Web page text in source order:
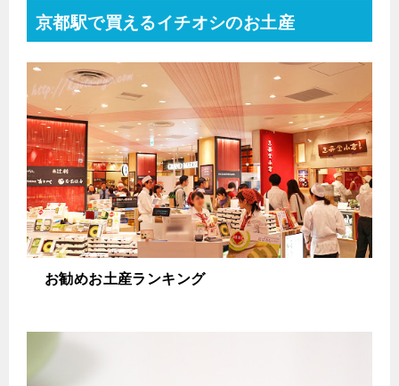
京都駅で買えるイチオシのお土産
お勧めお土産ランキング